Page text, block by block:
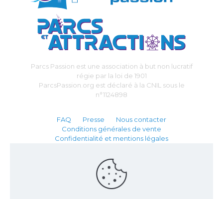
Parcs Passion est une association à but non lucratif
régie par la loi de 1901
ParcsPassion.org est déclaré à la CNIL sous le
n°1124898
FAQ Presse
Nous contacter
Conditions générales de vente
Confidentialité et mentions légales